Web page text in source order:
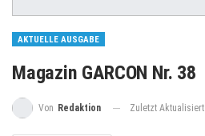
AKTUELLE AUSGABE
Magazin GARCON Nr. 38
Von Redaktion Zuletzt Aktualisiert